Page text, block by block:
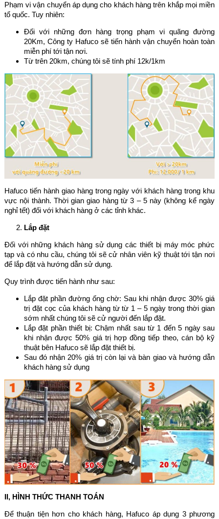
Phạm vi vận chuyển áp dụng cho khách hàng trên khắp mọi miền
tổ quốc. Tuy nhiên:
Đối với những đơn hàng trọng phạm vi quãng đường
20Km, Công ty Hafuco sẽ tiến hành vận chuyển hoàn toàn
miễn phí tới tận nơi.
Từ trên 20km, chúng tôi sẽ tính phí 12k/1km
Hafuco tiến hành giao hàng trong ngày với khách hàng trong khu
vực nội thành. Thời gian giao hàng từ 3 – 5 này (không kể ngày
nghỉ tết) đối với khách hàng ở các tỉnh khác.
Lắp đặt
Đối với những khách hàng sử dụng các thiết bị máy móc phức
tạp và có nhu cầu, chúng tôi sẽ cử nhân viên kỹ thuật tới tận nơi
để lắp đặt và hướng dẫn sử dụng.
Quy trình được tiến hành như sau:
Lắp đặt phần đường ống chờ: Sau khi nhận được 30% giá
trị đặt cọc của khách hàng từ từ 1 – 5 ngày trong thời gian
sớm nhất chúng tôi sẽ cử người đến lắp đặt.
Lắp đặt phần thiết bị: Chậm nhất sau từ 1 đến 5 ngày sau
khi nhận được 50% giá trị hợp đồng tiếp theo, cán bộ kỹ
thuật bên Hafuco sẽ lắp đặt thiết bị.
Sau đó nhận 20% giá trị còn lại và bàn giao và hướng dẫn
khách hàng sử dụng
II, HÌNH THỨC THANH TOÁN
Để thuận tiện hơn cho khách hàng, Hafuco áp dụng 3 phương